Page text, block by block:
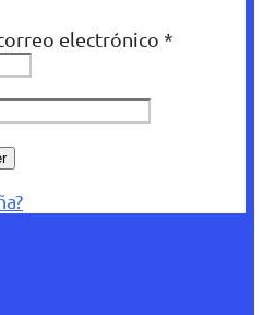
electrónico *